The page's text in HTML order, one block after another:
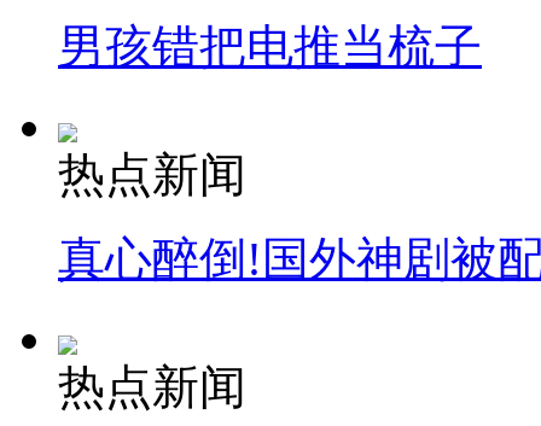
男孩错把电推当梳子
热点新闻
真心醉倒!国外神剧被
热点新闻